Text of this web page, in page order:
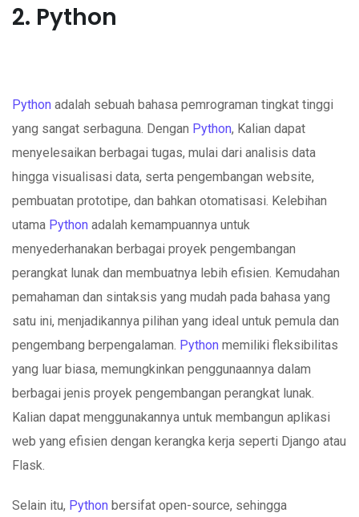
2. Python
Python adalah sebuah bahasa pemrograman tingkat tinggi
yang sangat serbaguna. Dengan Python, Kalian dapat
menyelesaikan berbagai tugas, mulai dari analisis data
hingga visualisasi data, serta pengembangan website,
pembuatan prototipe, dan bahkan otomatisasi. Kelebihan
utama Python adalah kemampuannya untuk
menyederhanakan berbagai proyek pengembangan
perangkat lunak dan membuatnya lebih efisien. Kemudahan
pemahaman dan sintaksis yang mudah pada bahasa yang
satu ini, menjadikannya pilihan yang ideal untuk pemula dan
pengembang berpengalaman. Python memiliki fleksibilitas
yang luar biasa, memungkinkan penggunaannya dalam
berbagai jenis proyek pengembangan perangkat lunak.
Kalian dapat menggunakannya untuk membangun aplikasi
web yang efisien dengan kerangka kerja seperti Django atau
Flask.
Selain itu, Python bersifat open-source, sehingga